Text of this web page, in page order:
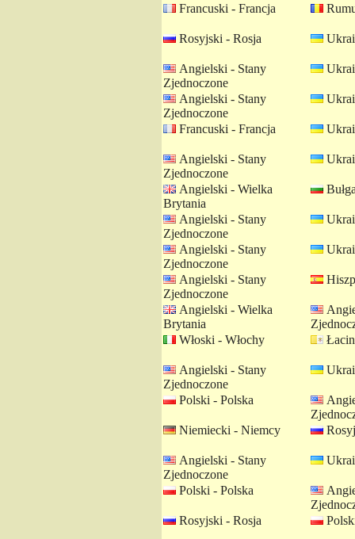
Francuski - Francja
Rosyjski - Rosja
Angielski - Stany
Zjednoczone
Angielski - Stany
Zjednoczone
Francuski - Francja
Angielski - Stany
Zjednoczone
Angielski - Wielka
Brytania
Angielski - Stany
Zjednoczone
Angielski - Stany
Zjednoczone
Angielski - Stany
Zjednoczone
Angielski - Wielka
Brytania
Włoski - Włochy
Angielski - Stany
Zjednoczone
Polski - Polska
Niemiecki - Niemcy
Angielski - Stany
Zjednoczone
Polski - Polska
Rosyjski - Rosja